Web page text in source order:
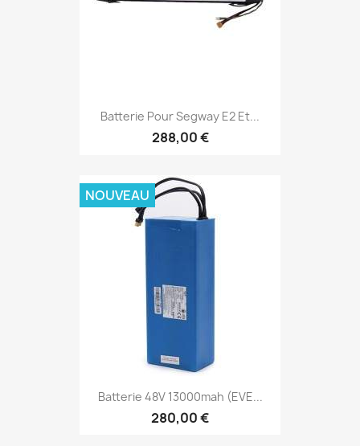
Batterie Pour Segway E2 Et...
288,00 €
Batterie 48V 13000mah (EVE...
280,00 €
NOUVEAU